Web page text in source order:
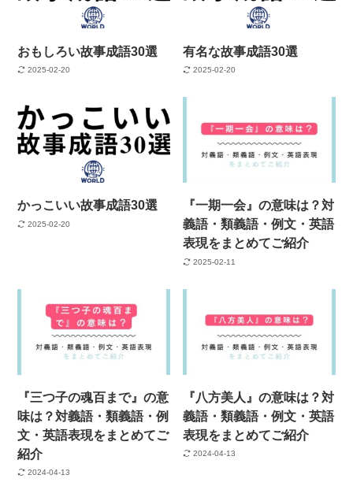
おもしろい故事成語30選
2025-02-20
有名な故事成語30選
2025-02-20
かっこいい故事成語30選
2025-02-20
『一期一会』の意味は？対
義語・類義語・例文・英語
表現をまとめてご紹介
2025-02-11
『三つ子の魂百まで』の意
味は？対義語・類義語・例
文・英語表現をまとめてご
紹介
2024-04-13
『八方美人』の意味は？対
義語・類義語・例文・英語
表現をまとめてご紹介
2024-04-13